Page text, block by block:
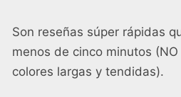
Son reseñas súper rápidas
menos de cinco minutos
colores largas y tendidas).